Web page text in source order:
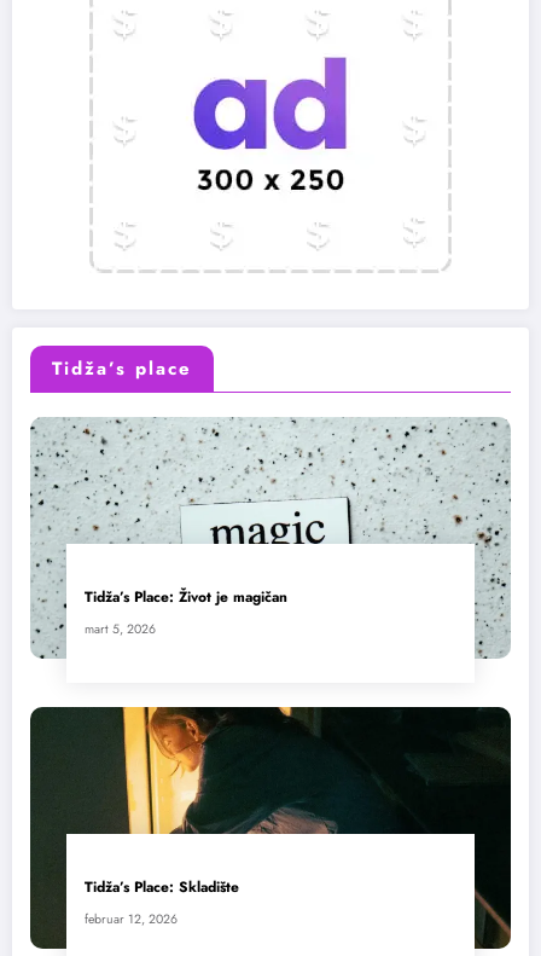
Tidža’s place
Tidža’s Place: Život je magičan
mart 5, 2026
Tidža’s Place: Skladište
februar 12, 2026